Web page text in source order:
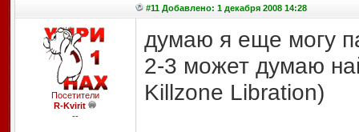
#11 Добавлено: 1 декабря 2008 14:28
Посетители
R-Kvirit
--
думаю я еще могу
2-3 может думаю
Killzone Libration)